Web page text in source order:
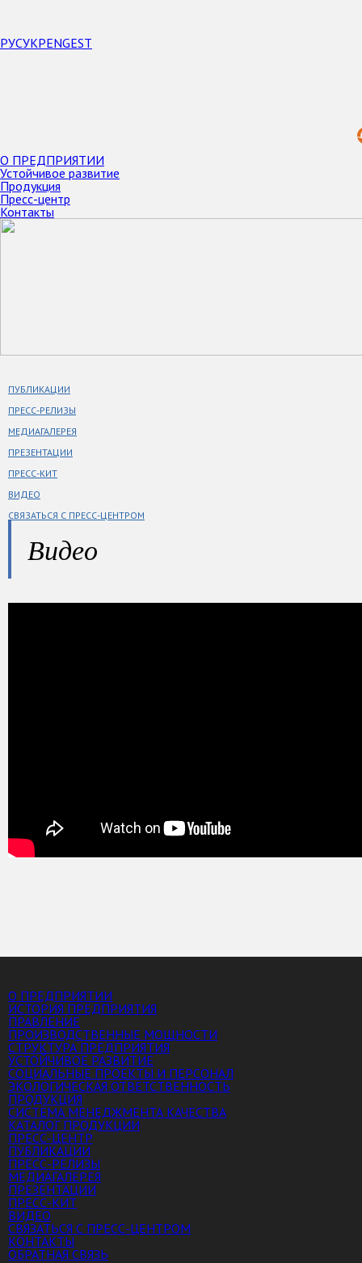
РУСУКРENGEST
О ПРЕДПРИЯТИИ
Устойчивое развитие
Продукция
Пресс-центр
Контакты
ПУБЛИКАЦИИ
ПРЕСС-РЕЛИЗЫ
МЕДИАГАЛЕРЕЯ
ПРЕЗЕНТАЦИИ
ПРЕСС-КИТ
ВИДЕО
СВЯЗАТЬСЯ С ПРЕСС-ЦЕНТРОМ
Видео
О ПРЕДПРИЯТИИ
ИСТОРИЯ ПРЕДПРИЯТИЯ
ПРАВЛЕНИЕ
ПРОИЗВОДСТВЕННЫЕ МОЩНОСТИ
СТРУКТУРА ПРЕДПРИЯТИЯ
УСТОЙЧИВОЕ РАЗВИТИЕ
СОЦИАЛЬНЫЕ ПРОЕКТЫ И ПЕРСОНАЛ
ЭКОЛОГИЧЕСКАЯ ОТВЕТСТВЕННОСТЬ
ПРОДУКЦИЯ
СИСТЕМА МЕНЕДЖМЕНТА КАЧЕСТВА
КАТАЛОГ ПРОДУКЦИИ
ПРЕСС-ЦЕНТР
ПУБЛИКАЦИИ
ПРЕСС-РЕЛИЗЫ
МЕДИАГАЛЕРЕЯ
ПРЕЗЕНТАЦИИ
ПРЕСС-КИТ
ВИДЕО
СВЯЗАТЬСЯ С ПРЕСС-ЦЕНТРОМ
КОНТАКТЫ
ОБРАТНАЯ СВЯЗЬ